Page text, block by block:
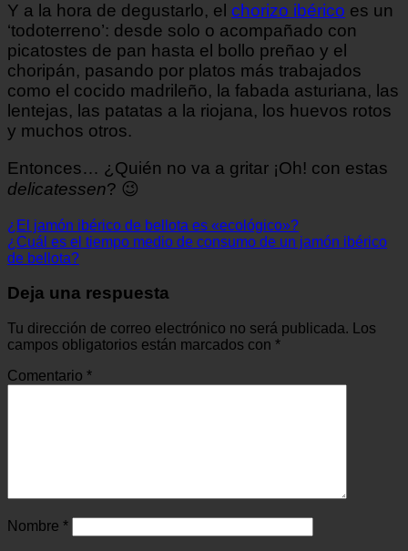
Y a la hora de degustarlo, el chorizo ibérico es un
‘todoterreno’: desde solo o acompañado con
picatostes de pan hasta el bollo preñao y el
choripán, pasando por platos más trabajados
como el cocido madrileño, la fabada asturiana, las
lentejas, las patatas a la riojana, los huevos rotos
y muchos otros.
Entonces… ¿Quién no va a gritar ¡Oh! con estas
delicatessen? 😉
¿El jamón ibérico de bellota es «ecológico»?
¿Cuál es el tiempo medio de consumo de un jamón ibérico
de bellota?
Deja una respuesta
Tu dirección de correo electrónico no será publicada.
Los
campos obligatorios están marcados con *
Comentario *
Nombre *